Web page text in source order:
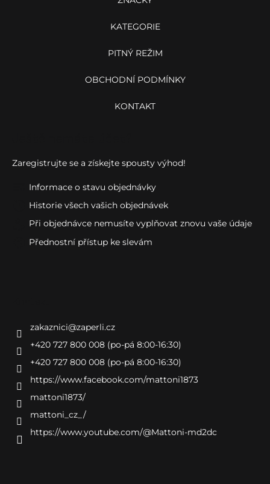
KATEGORIE
PITNÝ REŽIM
OBCHODNÍ PODMÍNKY
KONTAKT
Zaregistrujte se a získejte spousty výhod!
Informace o stavu objednávky
Historie všech vašich objednávek
Při objednávce nemusíte vyplňovat znovu vaše údaje
Přednostní přístup ke slevám
zakaznici@zaperli.cz
+420 727 800 008 (po-pá 8:00-16:30)
+420 727 800 008 (po-pá 8:00-16:30)
https://www.facebook.com/mattoni1873
mattoni1873/
mattoni_cz_/
https://www.youtube.com/@Mattoni-md2dc